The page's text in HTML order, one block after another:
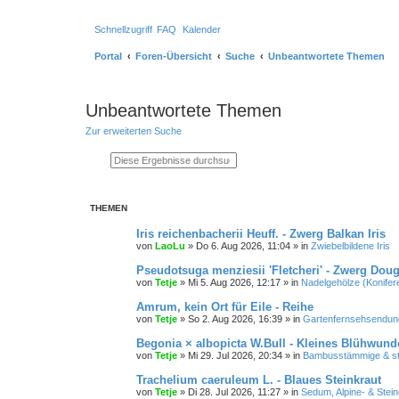
Schnellzugriff FAQ Kalender
Portal Foren-Übersicht Suche Unbeantwortete Themen
Unbeantwortete Themen
Zur erweiterten Suche
Suche
Erweiterte Suche
THEMEN
Iris reichenbacherii Heuff. - Zwerg Balkan Iris
von LaoLu » Do 6. Aug 2026, 11:04 » in Zwiebelbildene Iris
Pseudotsuga menziesii 'Fletcheri' - Zwerg
von Tetje » Mi 5. Aug 2026, 12:17 » in Nadelgehölze
Amrum, kein Ort für Eile - Reihe
von Tetje » So 2. Aug 2026, 16:39 » in
Begonia × albopicta W.Bull - Kleines
von Tetje » Mi 29. Jul 2026, 20:34 » in Bambusstämmige &
Trachelium caeruleum L. - Blaues Steinkraut
von Tetje » Di 28. Jul 2026, 11:27 » in Sedum, Alpine- &